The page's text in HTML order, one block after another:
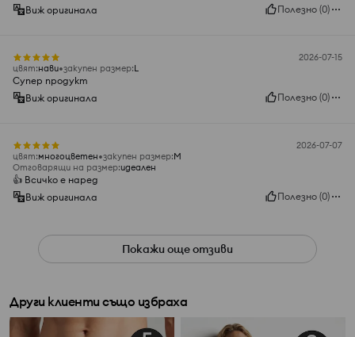
Виж оригинала
Полезно (0)
2026-07-15
цвят:нави закупен размер:L
Супер продукт
Виж оригинала
Полезно (0)
2026-07-07
цвят:многоцветен закупен размер:M
Отговарящи на размер:идеален
👍️ Всичко е наред
Виж оригинала
Полезно (0)
Покажи още отзиви
Други клиенти също избраха